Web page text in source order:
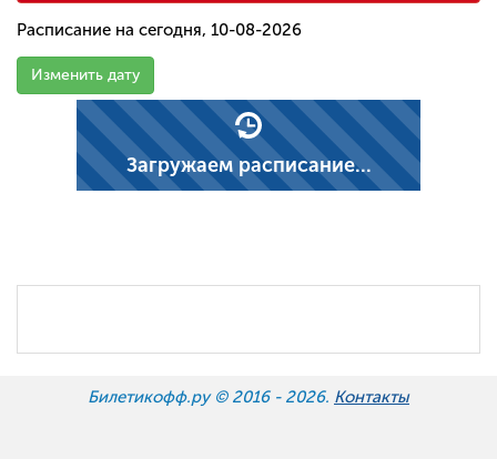
Расписание на сегодня, 10-08-2026
Изменить дату
Загружаем расписание...
Билетикофф.ру © 2016 - 2026. Контакты